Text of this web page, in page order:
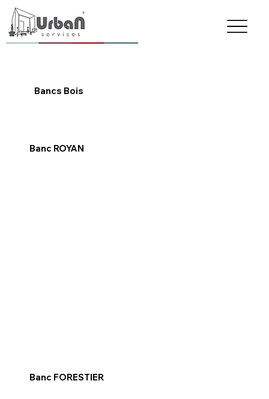
Bancs Bois
Banc ROYAN
Banc FORESTIER